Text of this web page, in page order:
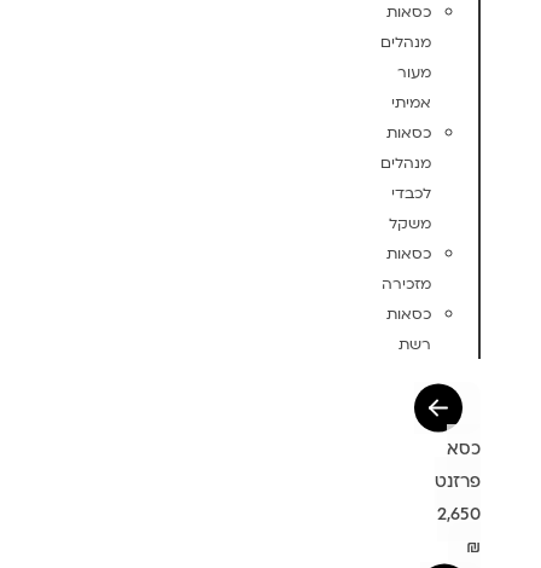
כסאות
מנהלים
מעור
אמיתי
כסאות
מנהלים
לכבדי
משקל
כסאות
מזכירה
כסאות
רשת
כסא
פרזנט
2,650
₪